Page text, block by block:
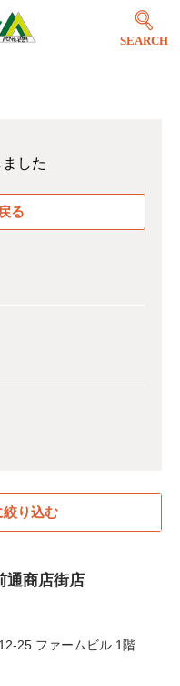
SEARCH
した
る
絞り込む
通商店街店
25 ファームビル 1階